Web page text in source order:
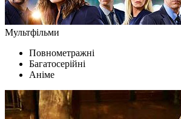
Мультфільми
Повнометражні
Багатосерійні
Аніме